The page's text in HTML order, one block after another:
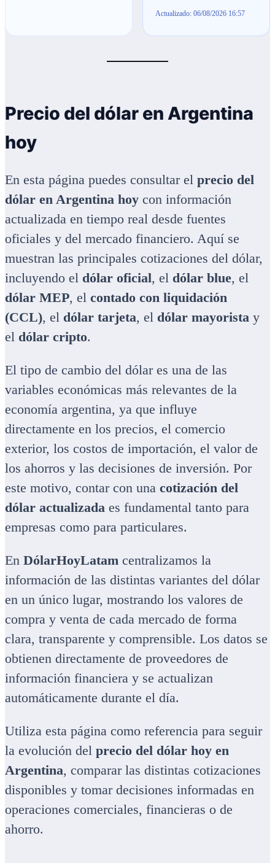
Actualizado: 06/08/2026 16:57
Precio del dólar en Argentina
hoy
En esta página puedes consultar el precio del
dólar en Argentina hoy con información
actualizada en tiempo real desde fuentes
oficiales y del mercado financiero. Aquí se
muestran las principales cotizaciones del dólar,
incluyendo el dólar oficial, el dólar blue, el
dólar MEP, el contado con liquidación
(CCL), el dólar tarjeta, el dólar mayorista y
el dólar cripto.
El tipo de cambio del dólar es una de las
variables económicas más relevantes de la
economía argentina, ya que influye
directamente en los precios, el comercio
exterior, los costos de importación, el valor de
los ahorros y las decisiones de inversión. Por
este motivo, contar con una cotización del
dólar actualizada es fundamental tanto para
empresas como para particulares.
En DólarHoyLatam centralizamos la
información de las distintas variantes del dólar
en un único lugar, mostrando los valores de
compra y venta de cada mercado de forma
clara, transparente y comprensible. Los datos se
obtienen directamente de proveedores de
información financiera y se actualizan
automáticamente durante el día.
Utiliza esta página como referencia para seguir
la evolución del precio del dólar hoy en
Argentina, comparar las distintas cotizaciones
disponibles y tomar decisiones informadas en
operaciones comerciales, financieras o de
ahorro.